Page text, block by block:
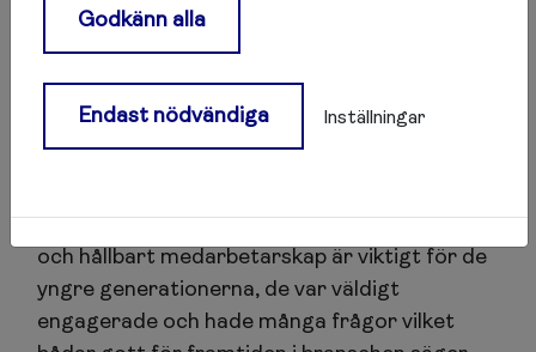
Under paneldiskussionen "Möt din framtida
tar vi de första stegen för nya studenters
förståelse för ett långt och hälsosamt
arbetsliv i balans efter studierna och i den
- Det märks att frågor om sunt arbetsklimat
och hållbart medarbetarskap är viktigt för de
yngre generationerna, de var väldigt
engagerade och hade många frågor vilket
Godkänn alla
Endast nödvändiga Inställningar